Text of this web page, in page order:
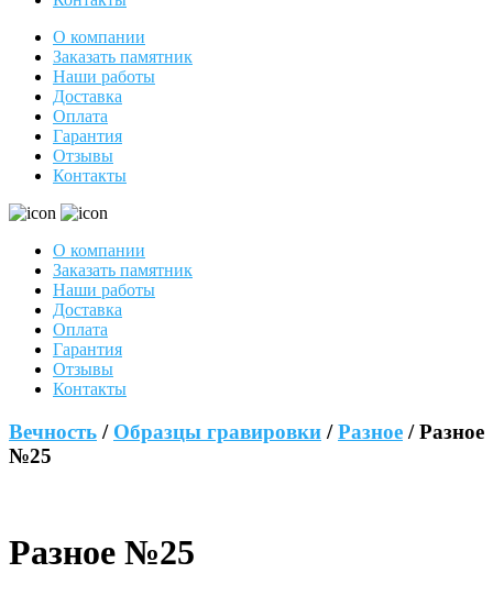
О компании
Заказать памятник
Наши работы
Доставка
Оплата
Гарантия
Отзывы
Контакты
О компании
Заказать памятник
Наши работы
Доставка
Оплата
Гарантия
Отзывы
Контакты
Вечность / Образцы гравировки /Разное / Разное
№25
Разное №25